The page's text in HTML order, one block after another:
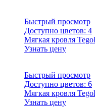
Быстрый просмотр
Доступно цветов: 4
Мягкая кровля
Узнать цену
Быстрый просмотр
Доступно цветов: 6
Мягкая кровля
Узнать цену